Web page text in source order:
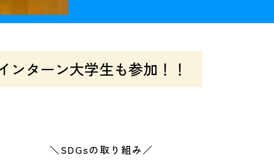
ターン大学生も参加！！
＼SDGsの取り組み／